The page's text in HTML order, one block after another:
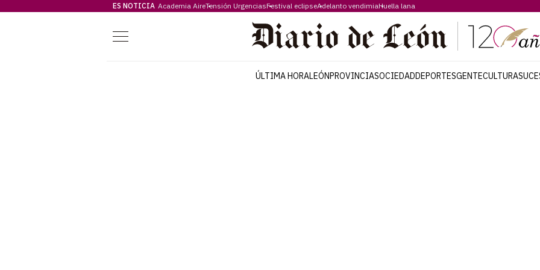
ES NOTICIA Academia AireTensión UrgenciasFestival eclipseAdelanto vendimiaHuella lana
Menú
ÚLTIMA HORALEÓNPROVINCIASOCIEDADDEPORTESGENTECULTURA